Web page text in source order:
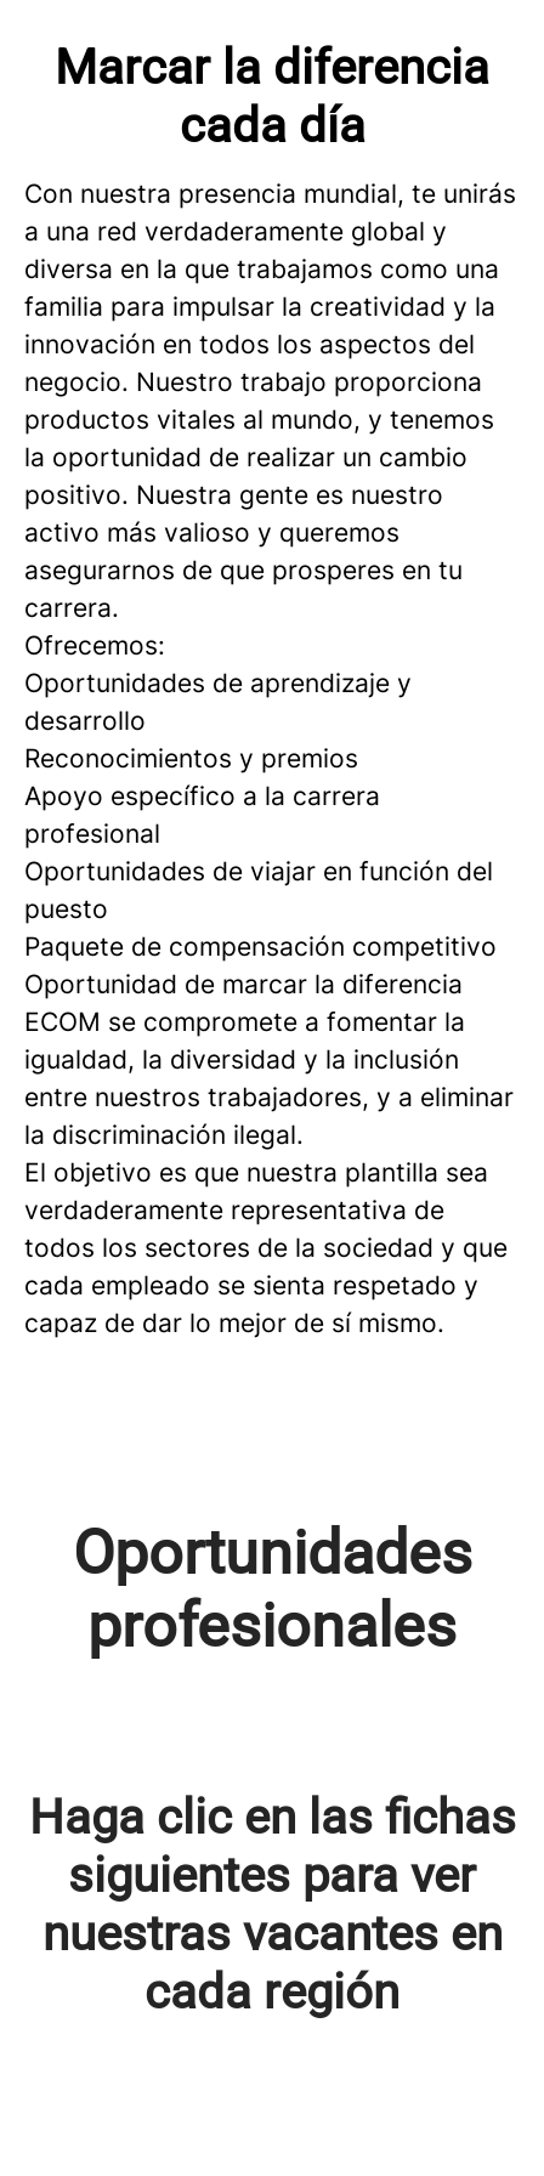
Marcar la diferencia
cada día
Con nuestra presencia mundial, te unirás
a una red verdaderamente global y
diversa en la que trabajamos como una
familia para impulsar la creatividad y la
innovación en todos los aspectos del
negocio. Nuestro trabajo proporciona
productos vitales al mundo, y tenemos
la oportunidad de realizar un cambio
positivo. Nuestra gente es nuestro
activo más valioso y queremos
asegurarnos de que prosperes en tu
carrera.
Ofrecemos:
Oportunidades de aprendizaje y
desarrollo
Reconocimientos y premios
Apoyo específico a la carrera
profesional
Oportunidades de viajar en función del
puesto
Paquete de compensación competitivo
Oportunidad de marcar la diferencia
ECOM se compromete a fomentar la
igualdad, la diversidad y la inclusión
entre nuestros trabajadores, y a eliminar
la discriminación ilegal.
El objetivo es que nuestra plantilla sea
verdaderamente representativa de
todos los sectores de la sociedad y que
cada empleado se sienta respetado y
capaz de dar lo mejor de sí mismo.
Oportunidades
profesionales
Haga clic en las fichas
siguientes para ver
nuestras vacantes en
cada región